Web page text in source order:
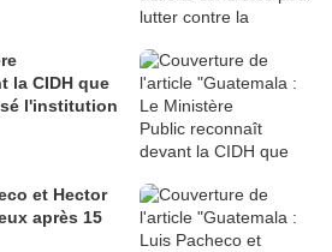
la CIDH que
l'institution
et Hector
après 15